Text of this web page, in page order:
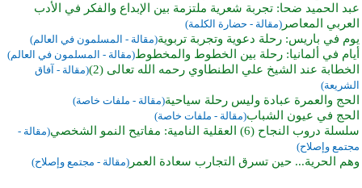
عبد الحميد ضحا: تجربة شعرية ملتزمة بين الإبداع والفكر في الأدب
العربي المعاصر (مقالة - حضارة الكلمة)
يوم في باريس: رحلة دعوية وتجربة تربوية(مقالة - المسلمون في العالم)
أيام في ألمانيا: رحلة بين الخطوط والمخطوط(مقالة - المسلمون في العالم)
الخطابة عند الشيخ علي الطنطاوي رحمه الله تعالى (2)
(مقالة - آفاق
الشريعة)
الحج والعمرة عبادة وليس رحلة سياحية(مقالة - ملفات خاصة)
الحج في عيون الشباب(مقالة - ملفات خاصة)
سلسلة دروب النجاح (6) العقلية النامية: مفاتيح النمو الشخصي
(مقالة -
مجتمع وإصلاح)
وهم الحرية... حين تسرق التجارب سعادة العمر (مقالة - مجتمع وإصلاح)